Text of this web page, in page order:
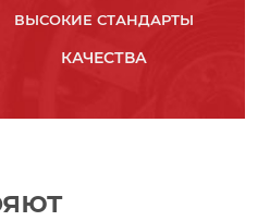
ВЫСОКИЕ СТАНДАРТЫ
КАЧЕСТВА